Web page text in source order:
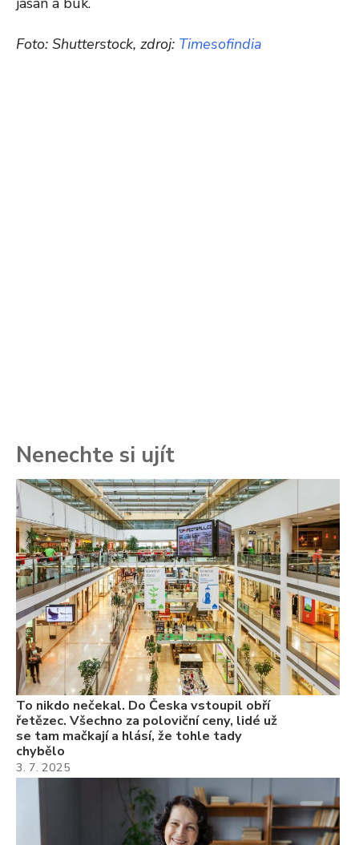
Foto: Shutterstock, zdroj: Timesofindia
Nenechte si ujít
To nikdo nečekal. Do Česka vstoupil obří
řetězec. Všechno za poloviční ceny, lidé už
se tam mačkají a hlásí, že tohle tady
chybělo
3. 7. 2025